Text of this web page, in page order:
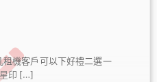
機客戶可以下好禮二選一
星印 […]